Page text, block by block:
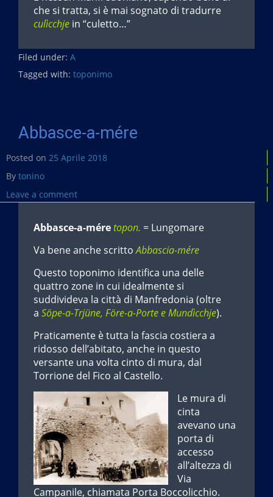
che si tratta, si è mai sognato di tradurre
culìcchje in “culetto…”
Filed under: A
Tagged with: toponimo
Abbasce-a-mére
Posted on 25 Aprile 2018
By tonino
Leave a comment
Abbasce-a-méretopon. = Lungomare
Va bene anche scrittoAbbascia-mére
Questo toponimo identifica una delle
quattro zone in cui idealmente si
suddivideva la città di Manfredonia (oltre
a Söpe-a-Trjüne, Före-a-Porte e Mundìcchje).
Praticamente è tutta la fascia costiera a
ridosso dell’abitato, anche in questo
versante una volta cinto di mura, dal
Torrione del Fico al Castello.
Le mura di
cinta
avevano una
porta di
accesso
all’altezza di
Via
Campanile, chiamata Porta Boccolicchio.